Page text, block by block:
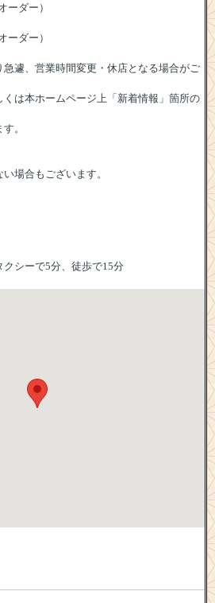
ーダー）
ーダー）
遽、営業時間変更・休店となる場合がご
は本ホームページ上「新着情報」箇所の
。
場合もございます。
シーで5分、徒歩で15分